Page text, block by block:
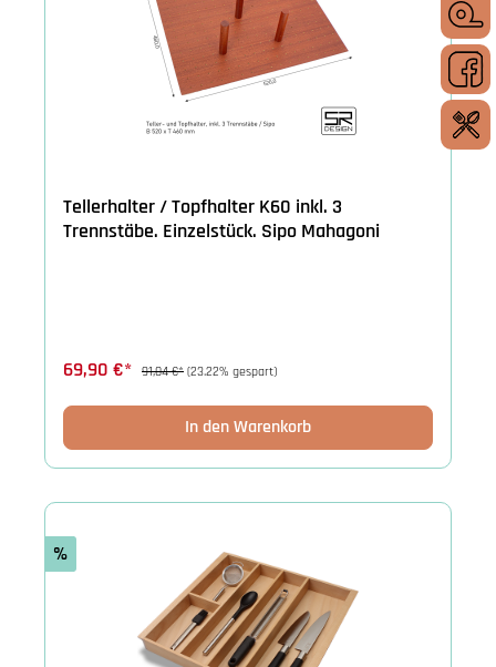
Tellerhalter / Topfhalter K60 inkl. 3
Trennstäbe. Einzelstück. Sipo Mahagoni
69,90 €* 91,04 €* (23.22% gespart)
In den Warenkorb
%